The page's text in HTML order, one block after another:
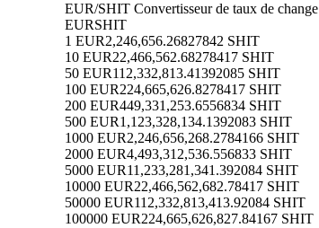
EUR/SHIT Convertisseur de taux de change
EURSHIT
1 EUR2,246,656.26827842 SHIT
10 EUR22,466,562.68278417 SHIT
50 EUR112,332,813.41392085 SHIT
100 EUR224,665,626.8278417 SHIT
200 EUR449,331,253.6556834 SHIT
500 EUR1,123,328,134.1392083 SHIT
1000 EUR2,246,656,268.2784166 SHIT
2000 EUR4,493,312,536.556833 SHIT
5000 EUR11,233,281,341.392084 SHIT
10000 EUR22,466,562,682.78417 SHIT
50000 EUR112,332,813,413.92084 SHIT
100000 EUR224,665,626,827.84167 SHIT